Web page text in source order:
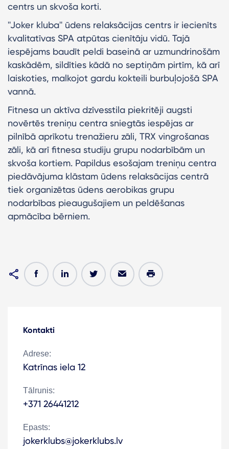
centrs un skvoša korti.
''Joker kluba'' ūdens relaksācijas centrs ir iecienīts
kvalitatīvas SPA atpūtas cienītāju vidū. Tajā
iespējams baudīt peldi baseinā ar uzmundrinošām
kaskādēm, sildīties kādā no septiņām pirtīm, kā arī
laiskoties, malkojot gardu kokteili burbuļojošā SPA
vannā.
Fitnesa un aktīva dzīvesstila piekritēji augsti
novērtēs treniņu centra sniegtās iespējas ar
pilnībā aprīkotu trenažieru zāli, TRX vingrošanas
zāli, kā arī fitnesa studiju grupu nodarbībām un
skvoša kortiem. Papildus esošajam treniņu centra
piedāvājuma klāstam ūdens relaksācijas centrā
tiek organizētas ūdens aerobikas grupu
nodarbības pieaugušajiem un peldēšanas
apmācība bērniem.
Kontakti
Adrese:
Katrīnas iela 12
Tālrunis:
+371 26441212
Epasts:
jokerklubs@jokerklubs.lv